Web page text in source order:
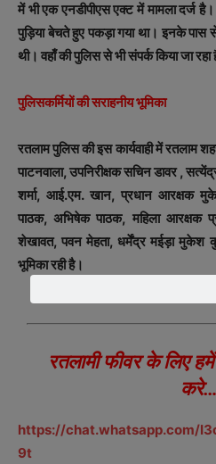
में भी एक एनडीपीएस एक्ट में मामला दर्ज
पुड़िया बेचते हुए पकड़ा गया था। इनके
थी। वहाँ की पुलिस से भी संपर्क किया जा रहा
पुलिसकर्मियों की सराहनीय भूमिका
रतलाम पुलिस की इस कार्यवाही में रतलाम
पाटनवाला, उपनिरीक्षक सचिन डावर ,
शर्मा, आई.एम. खान, प्रधान आरक्षक
पाठक, अभिषेक पाठक, महिला आरक्षक
शेखावत, पवन मेहता, धर्मेंद्र मईड़ा मुकेश
भूमिका रही है।
रतलामी फीवर के लिए
करे…
https://chat.whatsapp.com/
9t